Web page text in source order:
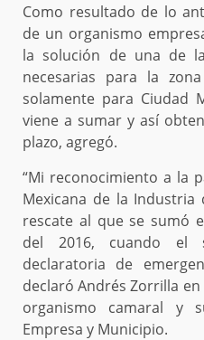
Como resultado de lo
de un organismo
la solución de una de
necesarias para la
solamente para Ciudad
viene a sumar y así
plazo, agregó.
“Mi reconocimiento a la
Mexicana de la
rescate al que se sumó
del 2016, cuando el
declaratoria de
declaró Andrés Zorrilla
organismo camaral y
Empresa y Municipio.